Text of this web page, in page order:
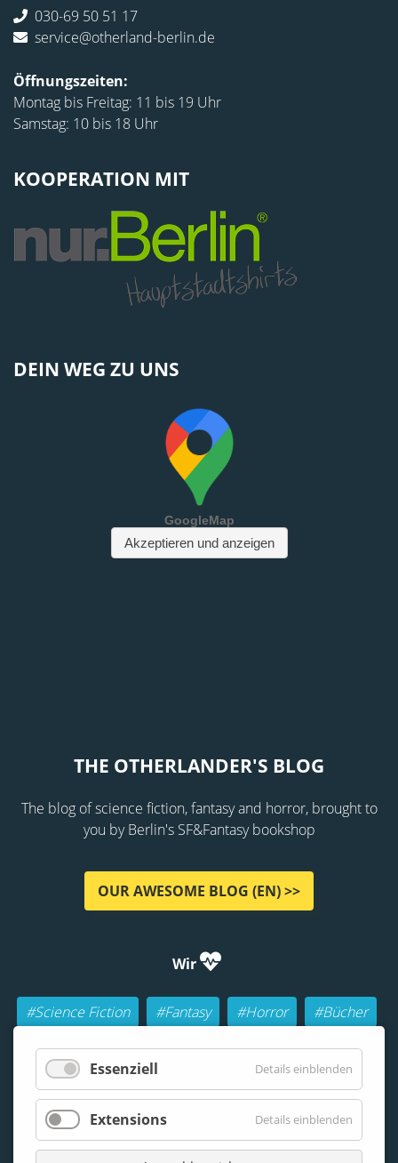
030-69 50 51 17
service@otherland-berlin.de
Öffnungszeiten:
Montag bis Freitag: 11 bis 19 Uhr
Samstag: 10 bis 18 Uhr
KOOPERATION MIT
DEIN WEG ZU UNS
THE OTHERLANDER'S BLOG
The blog of science fiction, fantasy and horror, brought to
you by Berlin's SF&Fantasy bookshop
OUR AWESOME BLOG (EN) >>
Wir
#Science Fiction #Fantasy #Horror
#Bücher
#Autoren
#Buch-Geeks
#Rollenspiele (RPGs)
Essenziell Details einblenden
Extensions Details einblenden